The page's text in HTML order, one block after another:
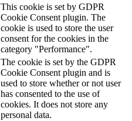
This cookie is set by GDPR
Cookie Consent plugin. The
cookie is used to store the user
consent for the cookies in the
category "Performance".
The cookie is set by the GDPR
Cookie Consent plugin and is
used to store whether or not user
has consented to the use of
cookies. It does not store any
personal data.